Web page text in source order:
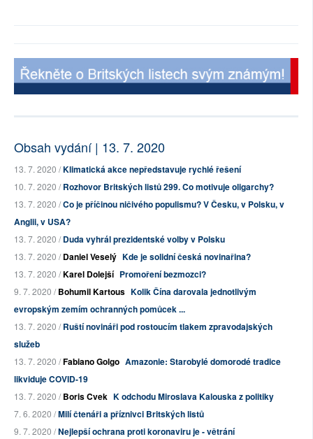
Obsah vydání | 13. 7. 2020
13. 7. 2020 /Klimatická akce nepředstavuje rychlé řešení
10. 7. 2020 /Rozhovor Britských listů 299. Co motivuje oligarchy?
13. 7. 2020 /Co je příčinou ničivého populismu? V Česku, v Polsku, v
Anglii, v USA?
13. 7. 2020 /Duda vyhrál prezidentské volby v Polsku
13. 7. 2020 /Daniel Veselý Kde je solidní česká novinařina?
13. 7. 2020 /Karel Dolejší Promoření bezmozci?
9. 7. 2020 /Bohumil Kartous Kolik Čína darovala jednotlivým
evropským zemím ochranných pomůcek ...
13. 7. 2020 /Ruští novináři pod rostoucím tlakem zpravodajských
služeb
13. 7. 2020 /Fabiano Golgo Amazonie: Starobylé domorodé tradice
likviduje COVID-19
13. 7. 2020 /Boris Cvek K odchodu Miroslava Kalouska z politiky
7. 6. 2020 /Milí čtenáři a příznivci Britských listů
9. 7. 2020 /Nejlepší ochrana proti koronaviru je - větrání